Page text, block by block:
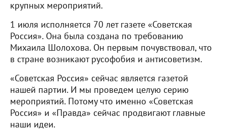
крупных мероприятий.
1 июля исполняется 70 лет газете «Советская
Россия». Она была создана по требованию
Михаила Шолохова. Он первым почувствовал, что
в стране возникают русофобия и антисоветизм.
«Советская Россия» сейчас является газетой
нашей партии. И мы проведем целую серию
мероприятий. Потому что именно «Советская
Россия» и «Правда» сейчас продвигают главные
наши идеи.